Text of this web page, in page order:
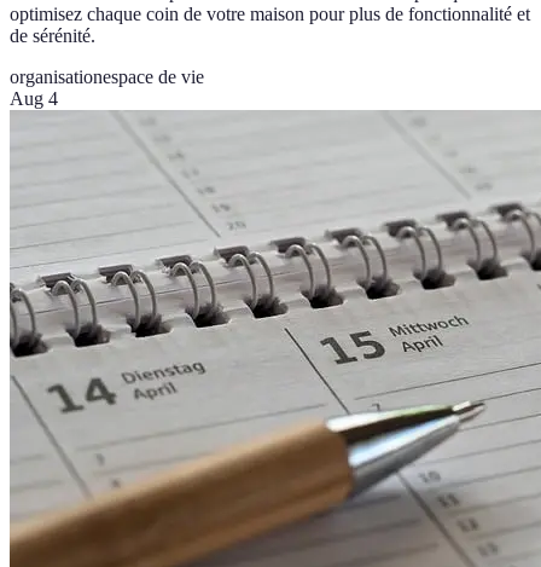
optimisez chaque coin de votre maison pour plus de fonctionnalité et
de sérénité.
organisationespace de vie
Aug 4